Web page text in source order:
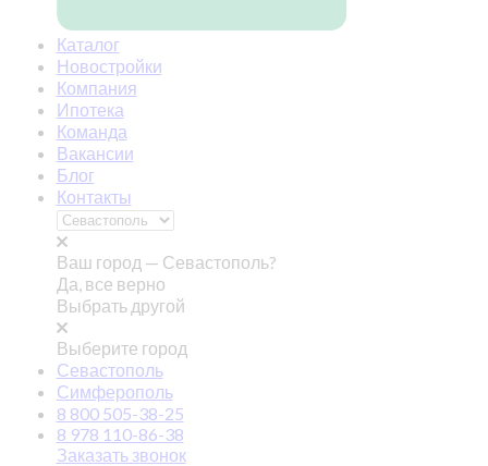
Каталог
Новостройки
Компания
Ипотека
Команда
Вакансии
Блог
Контакты
Ваш город — Севастополь?
Да, все верно
Выбрать другой
Выберите город
Севастополь
Симферополь
8 800 505-38-25
8 978 110-86-38
Заказать звонок